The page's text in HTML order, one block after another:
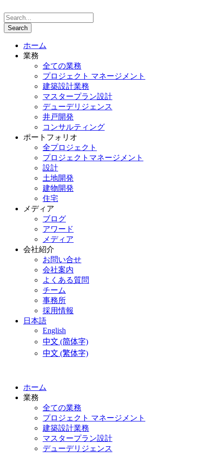
ホーム
業務
全ての業務
プロジェクト マネージメント
建築設計業務
マスタープラン設計
デューデリジェンス
井戸開発
コンサルティング
ポートフォリオ
全プロジェクト
プロジェクトマネージメント
設計
土地開発
建物開発
住宅
メディア
ブログ
アワード
メディア
会社紹介
お問い合せ
会社案内
よくある質問
チーム
事務所
採用情報
日本語
English
中文 (简体字)
中文 (繁体字)
ホーム
業務
全ての業務
プロジェクト マネージメント
建築設計業務
マスタープラン設計
デューデリジェンス